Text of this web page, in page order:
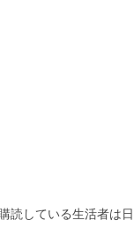
読している生活者は